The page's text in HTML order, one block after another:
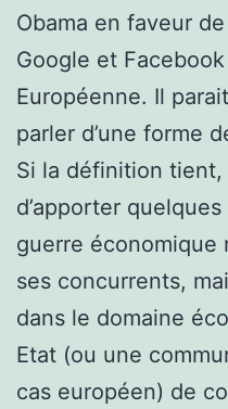
Obama en faveur
Google et Facebook
Européenne. Il
parler d’une forme
Si la définition
d’apporter
guerre économique
ses concurrents,
dans le domaine
Etat (ou une
cas européen) de